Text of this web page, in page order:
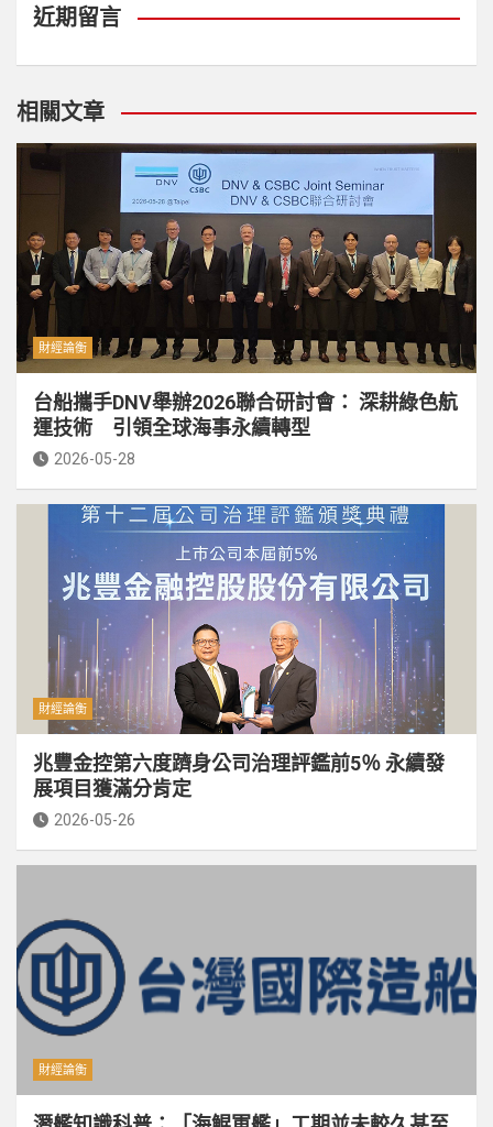
近期留言
相關文章
財經論衡
台船攜手DNV舉辦2026聯合研討會： 深耕綠色航
運技術 引領全球海事永續轉型
2026-05-28
財經論衡
兆豐金控第六度躋身公司治理評鑑前5％ 永續發
展項目獲滿分肯定
2026-05-26
財經論衡